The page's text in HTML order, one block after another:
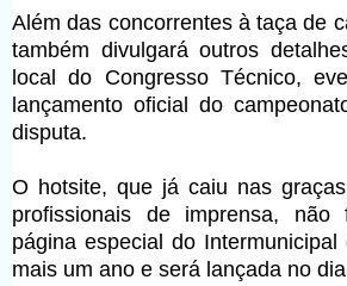
Além das concorrentes à taça de
também divulgará outros
local do Congresso Técnico,
lançamento oficial do
disputa.
O hotsite, que já caiu nas
profissionais de imprensa,
página especial do
mais um ano e será lançada no